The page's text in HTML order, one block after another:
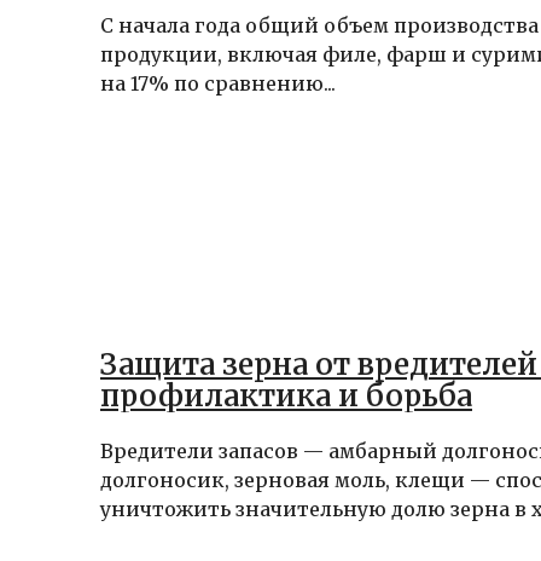
С начала года общий объем
продукции, включая филе, фарш и
на 17% по сравнению...
Защита зерна от вредителей
профилактика и борьба
Вредители запасов — амбарный
долгоносик, зерновая моль, клещи —
уничтожить значительную долю зерна в